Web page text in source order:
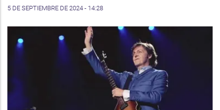
5 DE SEPTIEMBRE DE 2024 - 14:28